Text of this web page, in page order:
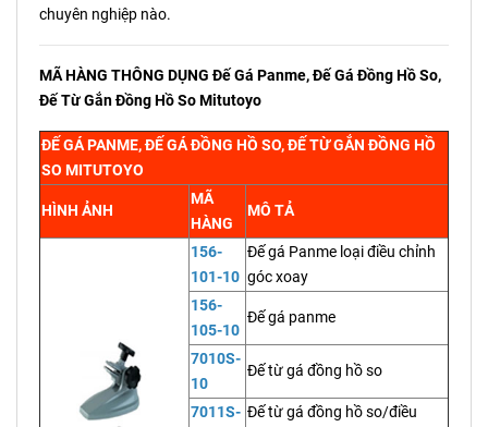
chuyên nghiệp nào.
MÃ HÀNG THÔNG DỤNG Đế Gá Panme, Đế Gá Đồng Hồ So,
Đế Từ Gắn Đồng Hồ So Mitutoyo
ĐẾ GÁ PANME, ĐẾ GÁ ĐỒNG HỒ SO, ĐẾ TỪ GẮN ĐỒNG HỒ
SO MITUTOYO
HÌNH ẢNH
MÃ
HÀNG
MÔ TẢ
156-
101-10
Đế gá Panme loại điều chỉnh
góc xoay
156-
105-10
Đế gá panme
7010S-
10
Đế từ gá đồng hồ so
7011S- Đế từ gá đồng hồ so/điều